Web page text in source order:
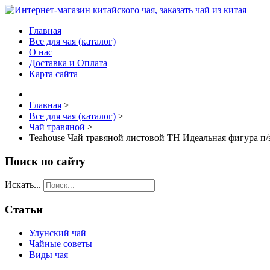
Главная
Все для чая (каталог)
О нас
Доставка и Оплата
Карта сайта
Главная >
Все для чая (каталог) >
Чай травяной >
Teahouse Чай травяной листовой TH Идеальная фигура п/
Поиск по сайту
Искать...
Статьи
Улунский чай
Чайные советы
Виды чая